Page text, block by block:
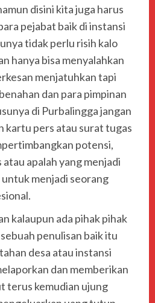
disini kita juga harus
pejabat baik di instansi
tidak perlu risih kalo
hanya bisa menyalahkan
menjatuhkan tapi
dan para pimpinan
di Purbalingga jangan
kartu pers atau surat tugas
potensi,
apalah yang menjadi
menjadi seorang
kalaupun ada pihak pihak
penulisan baik itu
desa atau instansi
dan memberikan
terus kemudian ujung